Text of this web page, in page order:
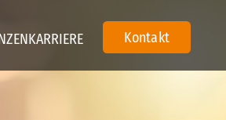
KARRIERE Kontakt